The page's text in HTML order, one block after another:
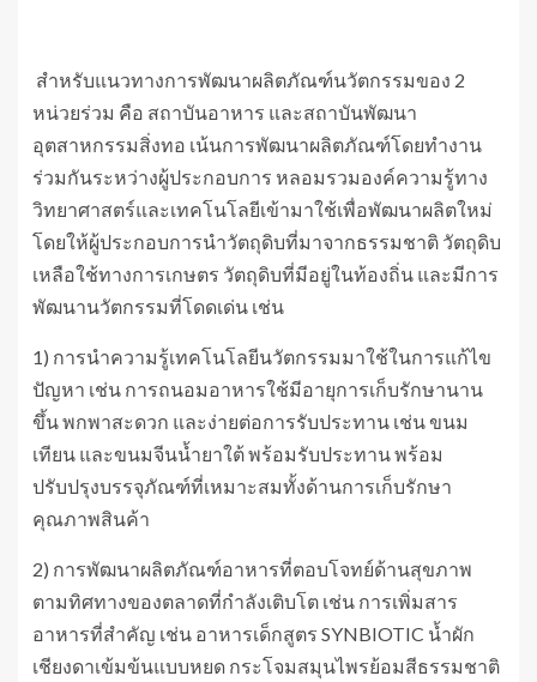
สำหรับแนวทางการพัฒนาผลิตภัณฑ์นวัตกรรมของ 2
หน่วยร่วม คือ สถาบันอาหาร และสถาบันพัฒนา
อุตสาหกรรมสิ่งทอ เน้นการพัฒนาผลิตภัณฑ์โดยทำงาน
ร่วมกันระหว่างผู้ประกอบการ หลอมรวมองค์ความรู้ทาง
วิทยาศาสตร์และเทคโนโลยีเข้ามาใช้เพื่อพัฒนาผลิตใหม่
โดยให้ผู้ประกอบการนำวัตถุดิบที่มาจากธรรมชาติ วัตถุดิบ
เหลือใช้ทางการเกษตร วัตถุดิบที่มีอยู่ในท้องถิ่น และมีการ
พัฒนานวัตกรรมที่โดดเด่น เช่น
1) การนำความรู้เทคโนโลยีนวัตกรรมมาใช้ในการแก้ไข
ปัญหา เช่น การถนอมอาหารใช้มีอายุการเก็บรักษานาน
ขึ้น พกพาสะดวก และง่ายต่อการรับประทาน เช่น ขนม
เทียน และขนมจีนน้ำยาใต้ พร้อมรับประทาน พร้อม
ปรับปรุงบรรจุภัณฑ์ที่เหมาะสมทั้งด้านการเก็บรักษา
คุณภาพสินค้า
2) การพัฒนาผลิตภัณฑ์อาหารที่ตอบโจทย์ด้านสุขภาพ
ตามทิศทางของตลาดที่กำลังเติบโต เช่น การเพิ่มสาร
อาหารที่สำคัญ เช่น อาหารเด็กสูตร SYNBIOTIC น้ำผัก
เชียงดาเข้มข้นแบบหยด กระโจมสมุนไพรย้อมสีธรรมชาติ